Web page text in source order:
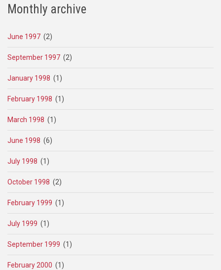
Monthly archive
June 1997 (2)
September 1997 (2)
January 1998 (1)
February 1998 (1)
March 1998 (1)
June 1998 (6)
July 1998 (1)
October 1998 (2)
February 1999 (1)
July 1999 (1)
September 1999 (1)
February 2000 (1)